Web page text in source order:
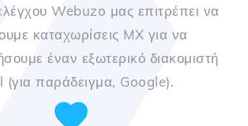
Webuzo μας επιτρέπει να
καταχωρίσεις MX για να
έναν εξωτερικό διακομιστή
(για παράδειγμα, Google).